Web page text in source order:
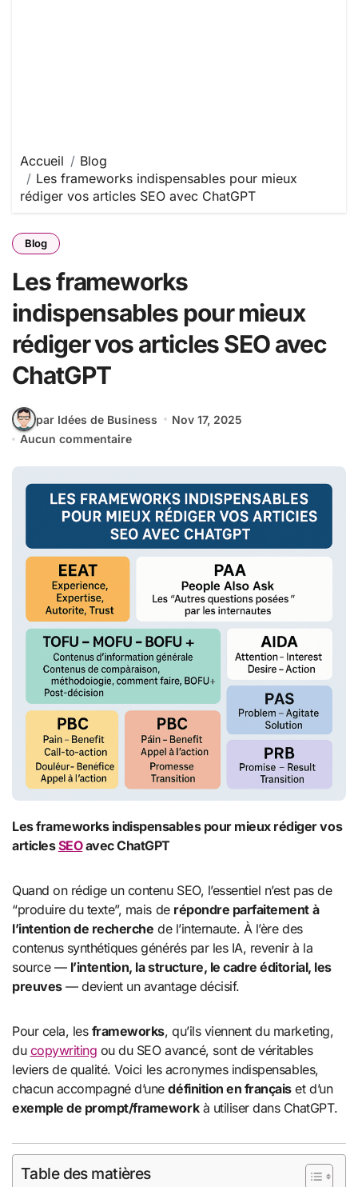
Accueil
Blog
Les frameworks indispensables pour mieux
rédiger vos articles SEO avec ChatGPT
Blog
Les frameworks
indispensables pour mieux
rédiger vos articles SEO avec
ChatGPT
par Idées de Business
Nov 17, 2025
Aucun commentaire
Les frameworks indispensables pour mieux rédiger vos
articlesSEOavec ChatGPT
Quand on rédige un contenu SEO, l’essentiel n’est pas de
“produire du texte”, mais de répondre parfaitement à
l’intention de recherche de l’internaute. À l’ère des
contenus synthétiques générés par les IA, revenir à la
source — l’intention, la structure, le cadre éditorial, les
preuves— devient un avantage décisif.
Pour cela, les frameworks, qu’ils viennent du marketing,
du copywriting ou du SEO avancé, sont de véritables
leviers de qualité. Voici les acronymes indispensables,
chacun accompagné d’unedéfinition en françaiset d’un
exemple de prompt/frameworkà utiliser dans ChatGPT.
Table des matières